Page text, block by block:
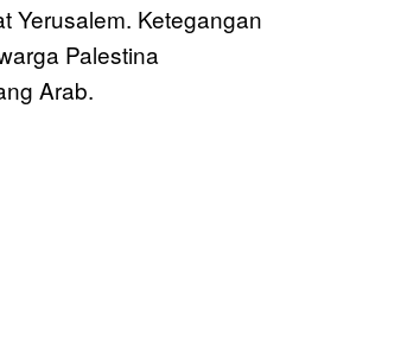
Yerusalem. Ketegangan
Palestina
Arab.